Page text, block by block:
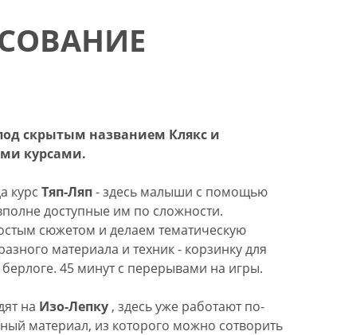
скрытым названием Клякс и
курсами.
курс Тяп-Ляп- здесь малыши с помощью
доступные им по сложности.
сюжетом и делаем тематическую
материала и техник - корзинку для
45 минут с перерывами на игры.
на Изо-Лепку , здесь уже работают по-
материал, из которого можно сотворить